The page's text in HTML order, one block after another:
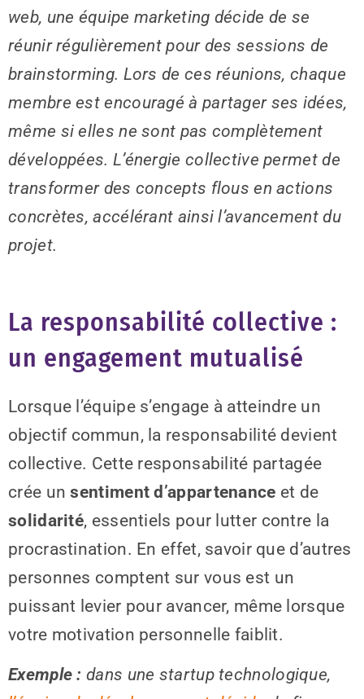
web, une équipe marketing décide de se
réunir régulièrement pour des sessions de
brainstorming. Lors de ces réunions, chaque
membre est encouragé à partager ses idées,
même si elles ne sont pas complètement
développées. L’énergie collective permet de
transformer des concepts flous en actions
concrètes, accélérant ainsi l’avancement du
projet.
La responsabilité collective :
un engagement mutualisé
Lorsque l’équipe s’engage à atteindre un
objectif commun, la responsabilité devient
collective. Cette responsabilité partagée
crée unsentiment d’appartenance et de
solidarité, essentiels pour lutter contre la
procrastination. En effet, savoir que d’autres
personnes comptent sur vous est un
puissant levier pour avancer, même lorsque
votre motivation personnelle faiblit.
Exemple : dans une startup technologique,